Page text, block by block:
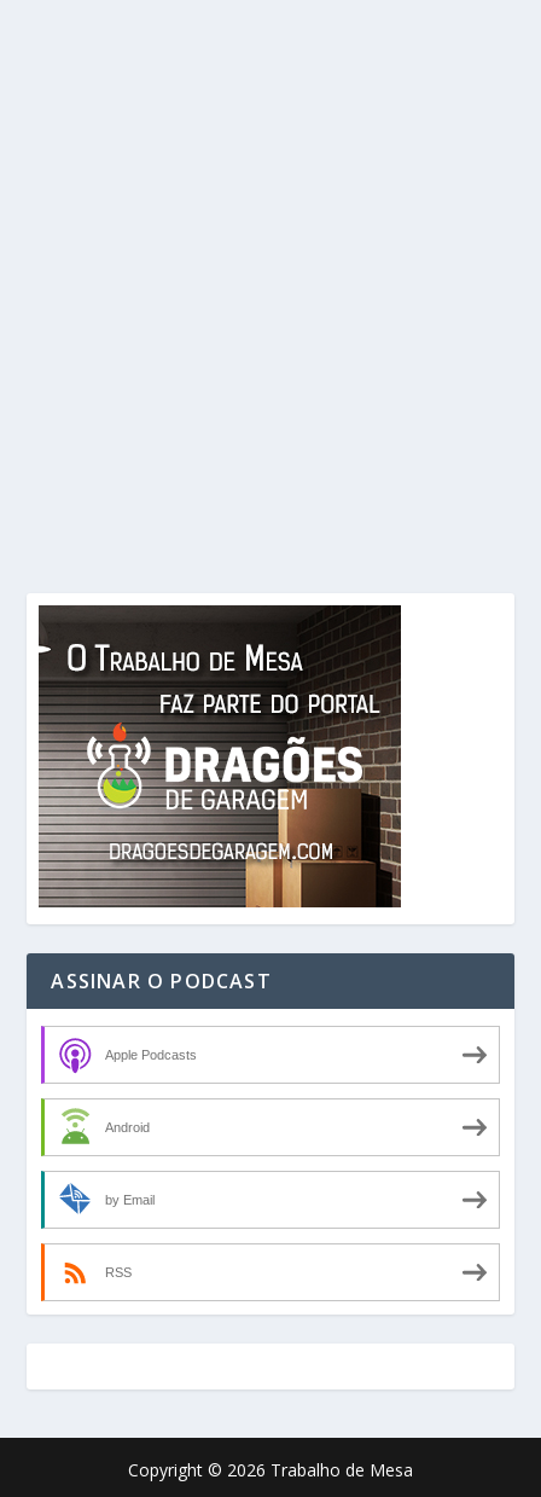
ASSINAR O PODCAST
Apple Podcasts
Android
by Email
RSS
Copyright © 2026 Trabalho de Mesa